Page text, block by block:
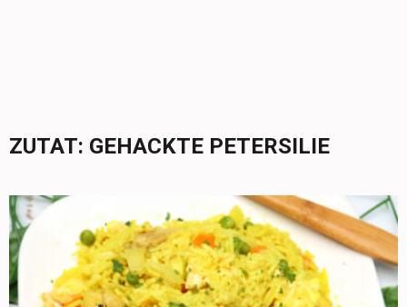
ZUTAT: GEHACKTE PETERSILIE